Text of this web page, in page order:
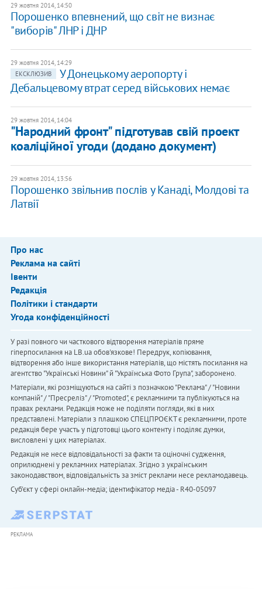
29 жовтня 2014, 14:50
Порошенко впевнений, що світ не визнає
"виборів" ЛНР і ДНР
29 жовтня 2014, 14:29
ЕКСКЛЮЗИВ
У Донецькому аеропорту і
Дебальцевому втрат серед військових немає
29 жовтня 2014, 14:04
"Народний фронт" підготував свій проект
коаліційної угоди (додано документ)
29 жовтня 2014, 13:56
Порошенко звільнив послів у Канаді, Молдові та
Латвії
Про нас
Реклама на сайті
Івенти
Редакція
Політики і стандарти
Угода конфіденційності
У разі повного чи часткового відтворення матеріалів пряме
гіперпосилання на LB.ua обов'язкове! Передрук, копіювання,
відтворення або інше використання матеріалів, що містять посилання на
агентство "Українськi Новини" й "Українська Фото Група", заборонено.
Матеріали, які розміщуються на сайті з позначкою "Реклама" / "Новини
компаній" / "Пресреліз" / "Promoted", є рекламними та публікуються на
правах реклами. Редакція може не поділяти погляди, які в них
представлені. Матеріали з плашкою СПЕЦПРОЄКТ є рекламними, проте
редакція бере участь у підготовці цього контенту і поділяє думки,
висловлені у цих матеріалах.
Редакція не несе відповідальності за факти та оціночні судження,
оприлюднені у рекламних матеріалах. Згідно з українським
законодавством, відповідальність за зміст реклами несе рекламодавець.
Cуб'єкт у сфері онлайн-медіа; ідентифікатор медіа - R40-05097
РЕКЛАМА